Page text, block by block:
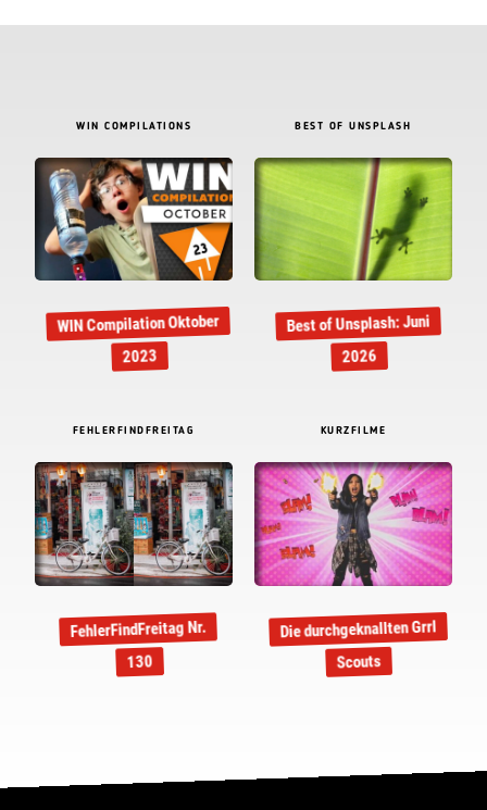
WIN COMPILATIONS
WIN Compilation Oktober
2023
BEST OF UNSPLASH
Best of Unsplash: Juni
2026
FEHLERFINDFREITAG
FehlerFindFreitag Nr.
130
KURZFILME
Die durchgeknallten Grrl
Scouts